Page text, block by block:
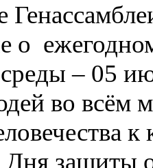
о
– 05
во всём
Дня защиты